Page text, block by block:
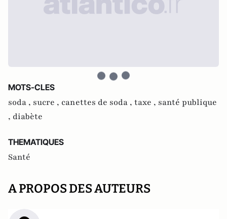
MOTS-CLES
soda , sucre , canettes de soda , taxe , santé publique
, diabète
THEMATIQUES
Santé
A PROPOS DES AUTEURS